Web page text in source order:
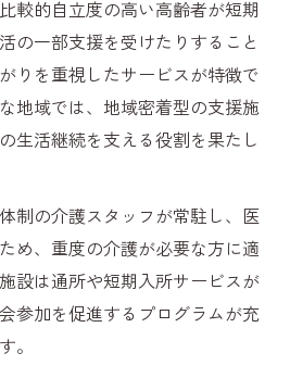
較的自立度の高い高齢者が短期
の一部支援を受けたりすること
りを重視したサービスが特徴で
地域では、地域密着型の支援施
生活継続を支える役割を果たし
制の介護スタッフが常駐し、医
め、重度の介護が必要な方に適
設は通所や短期入所サービスが
参加を促進するプログラムが充
。